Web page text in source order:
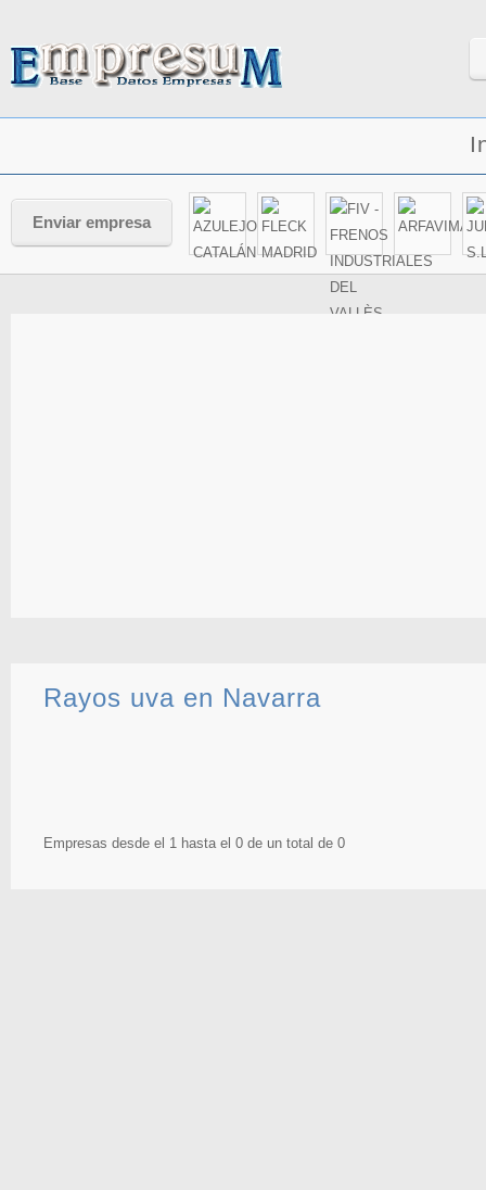
Enviar empresa
Rayos uva en Navarra
Empresas desde el 1 hasta el 0 de un total de 0